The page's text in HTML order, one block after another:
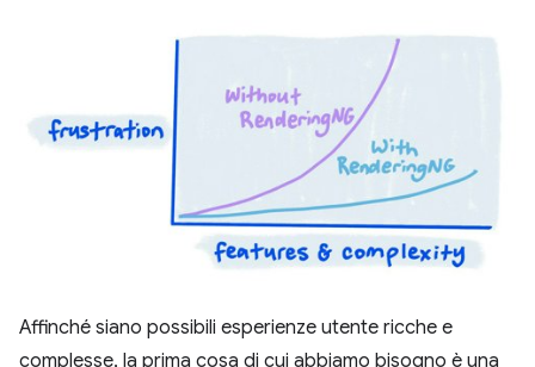
Affinché siano possibili esperienze utente ricche e
complesse, la prima cosa di cui abbiamo bisogno è una